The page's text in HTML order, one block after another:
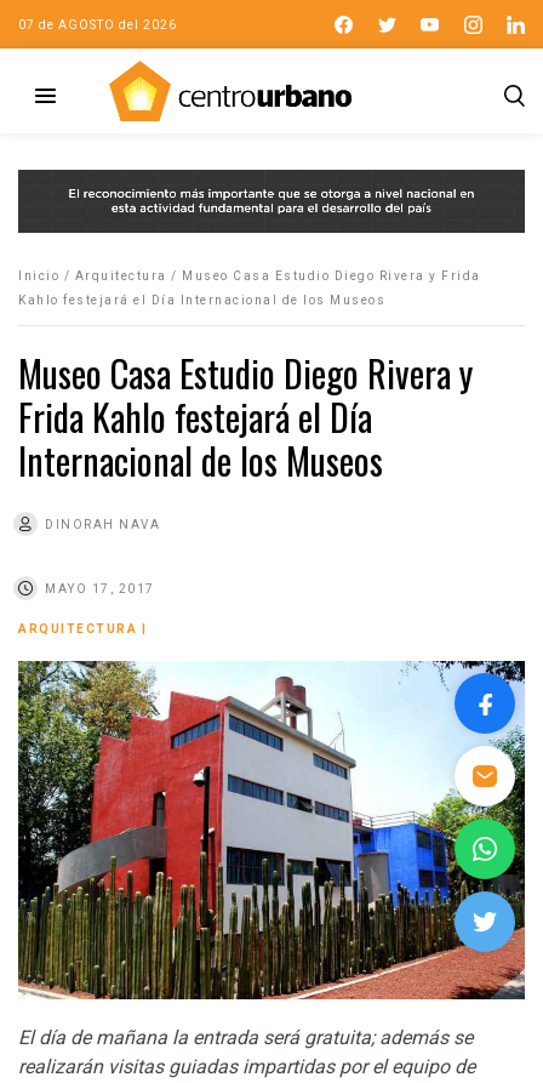
07 de AGOSTO del 2026
Inicio / Arquitectura /
Museo Casa Estudio Diego Rivera y Frida
Kahlo festejará el Día Internacional de los Museos
Museo Casa Estudio Diego Rivera y
Frida Kahlo festejará el Día
Internacional de los Museos
DINORAH NAVA
MAYO 17, 2017
ARQUITECTURA
El día de mañana la entrada será gratuita; además se
realizarán visitas guiadas impartidas por el equipo de